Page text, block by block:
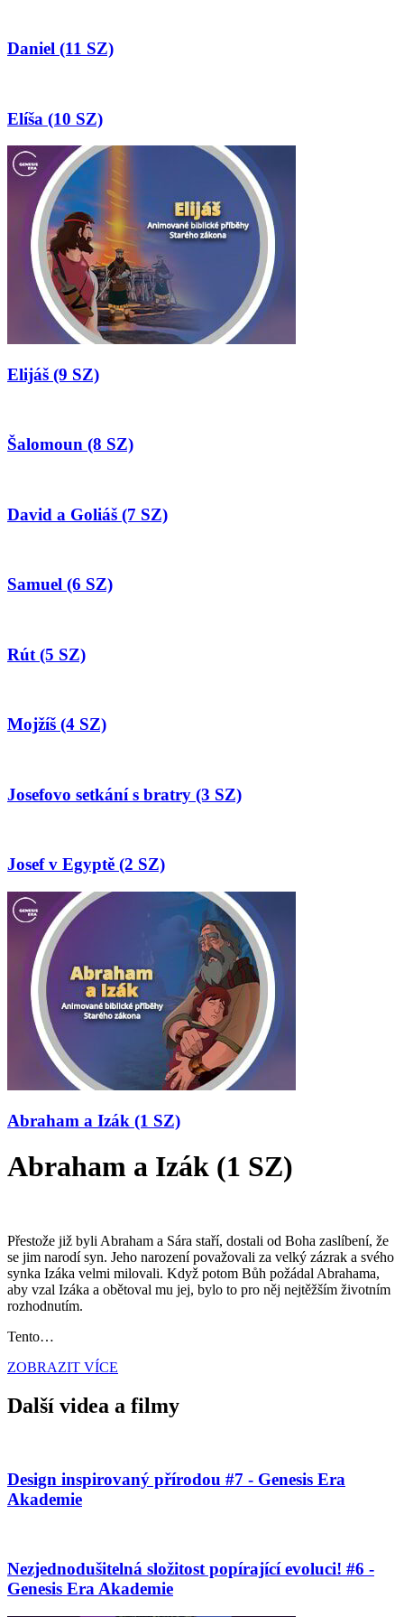
Daniel (11 SZ)
Elíša (10 SZ)
Elijáš (9 SZ)
Šalomoun (8 SZ)
David a Goliáš (7 SZ)
Samuel (6 SZ)
Rút (5 SZ)
Mojžíš (4 SZ)
Josefovo setkání s bratry (3 SZ)
Josef v Egyptě (2 SZ)
Abraham a Izák (1 SZ)
Abraham a Izák (1 SZ)
Přestože již byli Abraham a Sára staří, dostali od Boha zaslíbení, že
se jim narodí syn. Jeho narození považovali za velký zázrak a svého
synka Izáka velmi milovali. Když potom Bůh požádal Abrahama,
aby vzal Izáka a obětoval mu jej, bylo to pro něj nejtěžším životním
rozhodnutím.
Tento…
ZOBRAZIT VÍCE
Další videa a filmy
Design inspirovaný přírodou #7 - Genesis Era
Akademie
Nezjednodušitelná složitost popírající evoluci! #6 -
Genesis Era Akademie